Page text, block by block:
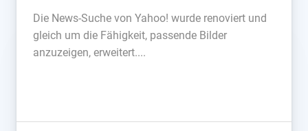
Die News-Suche von Yahoo! wurde renoviert und
gleich um die Fähigkeit, passende Bilder
anzuzeigen, erweitert....